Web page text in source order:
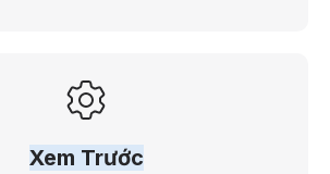
Xem Trước